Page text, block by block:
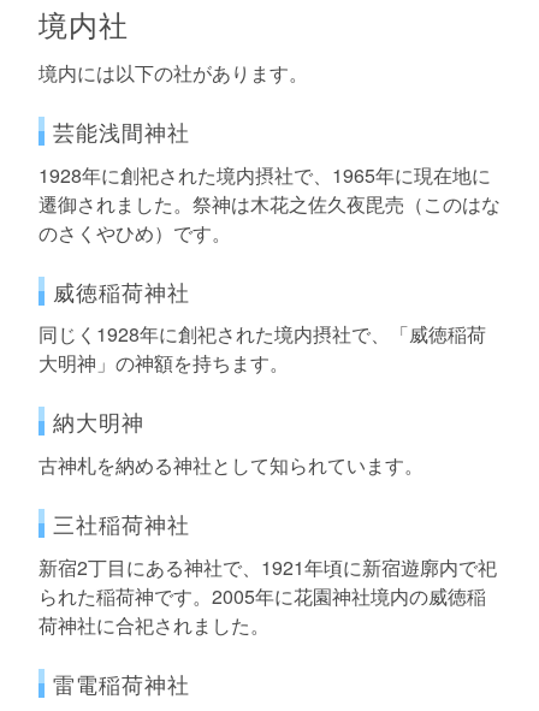
境内社
境内には以下の社があります。
芸能浅間神社
1928年に創祀された境内摂社で、1965年に現在地に
遷御されました。祭神は木花之佐久夜毘売（このはな
のさくやひめ）です。
威徳稲荷神社
同じく1928年に創祀された境内摂社で、「威徳稲荷
大明神」の神額を持ちます。
納大明神
古神札を納める神社として知られています。
三社稲荷神社
新宿2丁目にある神社で、1921年頃に新宿遊廓内で祀
られた稲荷神です。2005年に花園神社境内の威徳稲
荷神社に合祀されました。
雷電稲荷神社